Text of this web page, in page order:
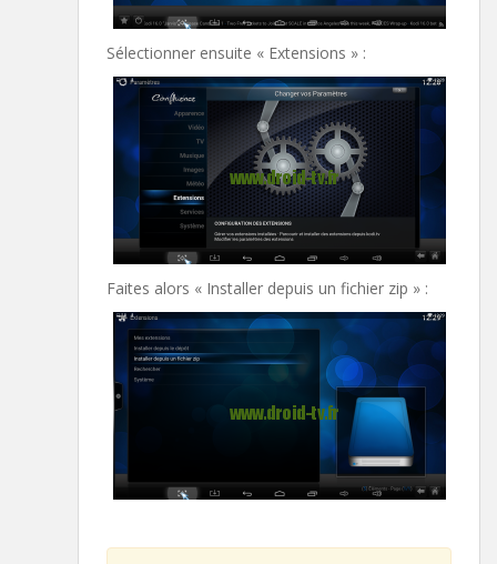
Sélectionner ensuite « Extensions » :
Faites alors « Installer depuis un fichier zip » :